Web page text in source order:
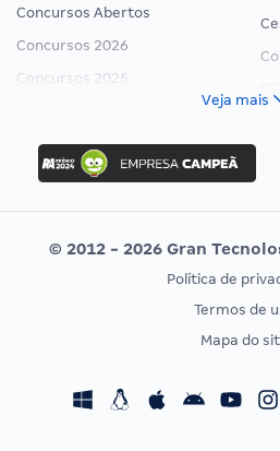
Concursos Abertos
Concursos 2026
Concursos 2025
Concurso Nacional Unificado
Concurso Ibama
Concurso MPU
Editais publicados
CONCURSOS POR PROFISSÃO
Concursos Fiscais
Veja mais
© 2012 - 2026 Gran
Política de
Termos de
Mapa do